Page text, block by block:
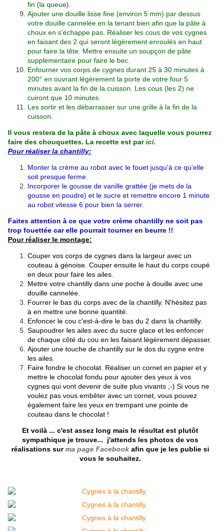
fin (la queue).
Ajouter une douille lisse fine (environ 5 mm) par dessus
votre douille cannelée en la tenant bien afin que la pâte à
choux en s'échappe pas. Réaliser les cous de vos cygnes
en faisant des 2 qui seront légèrement enroulés en haut
pour faire la tête. Mettre ensuite un soupçon de pâte
supplementaire pour faire le bec.
Enfourner vos corps de cygnes durant 25 à 30 minutes à
200° en ouvrant légèrement la porte de votre four 5
minutes avant la fin de la cuisson. Les cous (les 2) ne
cuiront que 10 minutes.
Les sortir et les débarrasser sur une grille à la fin de la
cuisson.
Il vous restera de la pâte à choux avec laquelle vous pourrez
faire des chouquettes. La recette est parici.
Pour réaliser la chantilly:
Monter la crème au robot avec le fouet jusqu'à ce qu'elle
soit presque ferme.
Incorporer le gousse de vanille grattée (je mets de la
gousse en poudre) et le sucre et remettre encore 1 minute
au robot vitesse 6 pour bien la serrer.
Faites attention à ce que votre crème chantilly ne soit pas
trop fouettée car elle pourrait tourner en beurre !!
Pour réaliser le montage:
Couper vos corps de cygnes dans la largeur avec un
couteau à génoise. Couper ensuite le haut du corps coupé
en deux pour faire les ailes.
Mettre votre chantilly dans une poche à douille avec une
douille cannelée.
Fourrer le bas du corps avec de la chantilly. N'hésitez pas
à en mettre une bonne quantité.
Enfoncer le cou c'est-à-dire le bas du 2 dans la chantilly.
Saupoudrer les ailes avec du sucre glace et les enfoncer
de chaque côté du cou en les faisant légèrement dépasser.
Ajouter une touche de chantilly sur le dos du cygne entre
les ailes.
Faire fondre le chocolat. Réaliser un cornet en papier et y
mettre le chocolat fondu pour ajouter des yeux à vos
cygnes qui vont devenir de suite plus vivants ;-) Si vous ne
voulez pas vous embêter avec un cornet, vous pouvez
également faire les yeux en trempant une pointe de
couteau dans le chocolat !
Et voilà ... c'est assez long mais le résultat est plutôt
sympathique je trouve... j'attends les photos de vos
réalisations surma page Facebookafin que je les publie si
vous le souhaitez.